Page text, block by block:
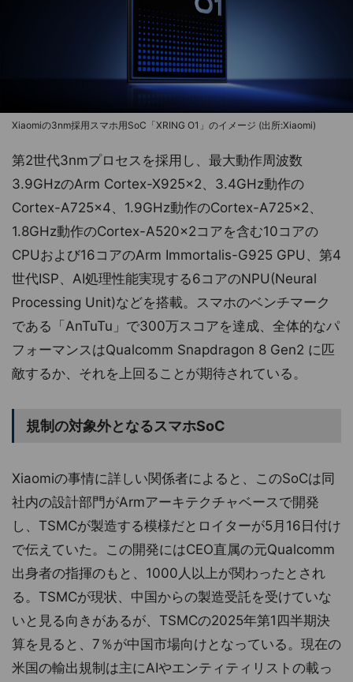
Xiaomiの3nm採用スマホ用SoC「XRING O1」のイメージ (出所:Xiaomi)
第2世代3nmプロセスを採用し、最大動作周波数
3.9GHzのArm Cortex-X925×2、3.4GHz動作の
Cortex-A725×4、1.9GHz動作のCortex-A725×2、
1.8GHz動作のCortex-A520×2コアを含む10コアの
CPUおよび16コアのArm Immortalis-G925 GPU、第4
世代ISP、AI処理性能実現する6コアのNPU(Neural
Processing Unit)などを搭載。スマホのベンチマーク
である「AnTuTu」で300万スコアを達成、全体的なパ
フォーマンスはQualcomm Snapdragon 8 Gen2 に匹
敵するか、それを上回ることが期待されている。
規制の対象外となるスマホSoC
Xiaomiの事情に詳しい関係者によると、このSoCは同
社内の設計部門がArmアーキテクチャベースで開発
し、TSMCが製造する模様だとロイターが5月16日付け
で伝えていた。この開発にはCEO直属の元Qualcomm
出身者の指揮のもと、1000人以上が関わったとされ
る。TSMCが現状、中国からの製造受託を受けていな
いと見る向きがあるが、TSMCの2025年第1四半期決
算を見ると、7％が中国市場向けとなっている。現在の
米国の輸出規制は主にAIやエンティティリストの載っ